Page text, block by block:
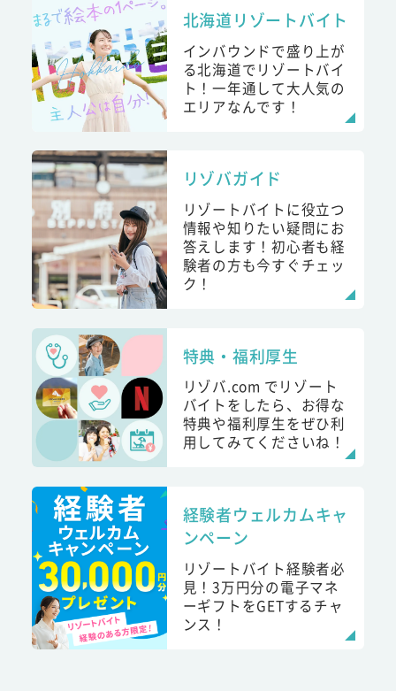
北海道リゾートバイト
インバウンドで盛り上が
る北海道でリゾートバイ
ト！一年通して大人気の
エリアなんです！
リゾバガイド
リゾートバイトに役立つ
情報や知りたい疑問にお
答えします！初心者も経
験者の方も今すぐチェッ
ク！
特典・福利厚生
リゾバ.com でリゾート
バイトをしたら、お得な
特典や福利厚生をぜひ利
用してみてくださいね！
経験者ウェルカムキャ
ンペーン
リゾートバイト経験者必
見！3万円分の電子マネ
ーギフトをGETするチャ
ンス！